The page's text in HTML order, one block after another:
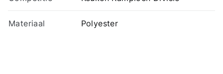
Materiaal Polyester